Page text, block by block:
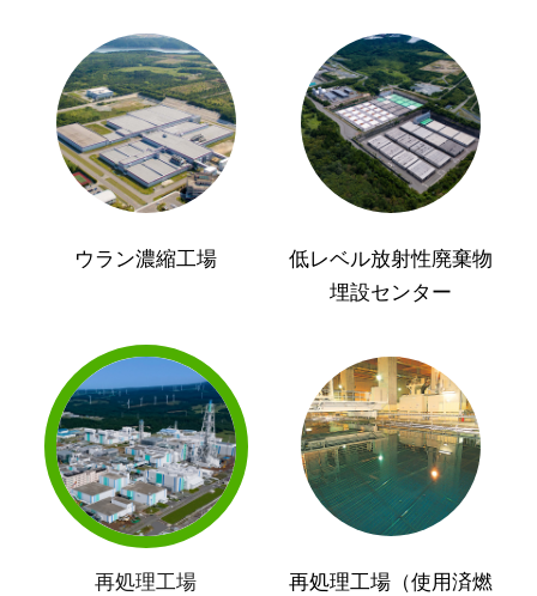
ウラン濃縮工場
低レベル放射性廃棄物
埋設センター
再処理工場
再処理工場（使用済燃